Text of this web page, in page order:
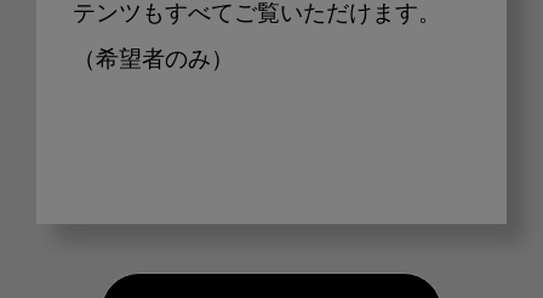
テンツもすべてご覧いただけます。
（希望者のみ）